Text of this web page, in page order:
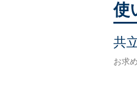
使
共
お求